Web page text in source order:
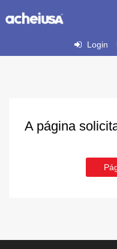
Login
A página